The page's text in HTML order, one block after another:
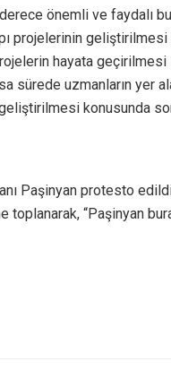
önemli ve faydalı
projelerinin
hayata geçirilmesi
sürede uzmanların yer
konusunda
Paşinyan protesto
“Paşinyan